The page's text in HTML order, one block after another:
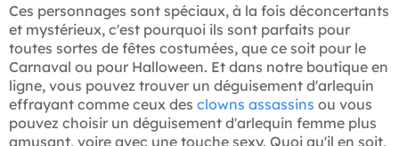
Ces personnages sont spéciaux, à la fois déconcertants
et mystérieux, c'est pourquoi ils sont parfaits pour
toutes sortes de fêtes costumées, que ce soit pour le
Carnaval ou pour Halloween. Et dans notre boutique en
ligne, vous pouvez trouver un déguisement d'arlequin
effrayant comme ceux des clowns assassins ou vous
pouvez choisir un déguisement d'arlequin femme plus
amusant, voire avec une touche sexy. Quoi qu'il en soit,